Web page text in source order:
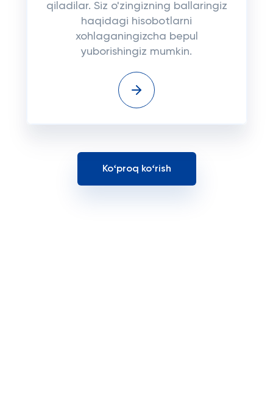
qiladilar. Siz o'zingizning ballaringiz
haqidagi hisobotlarni
xohlaganingizcha bepul
yuborishingiz mumkin.
Koʻproq koʻrish